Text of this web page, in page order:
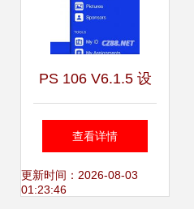
PS 106 V6.1.5 设
计服务 高效与人性
化的融合
查看详情
更新时间：2026-08-03
01:23:46